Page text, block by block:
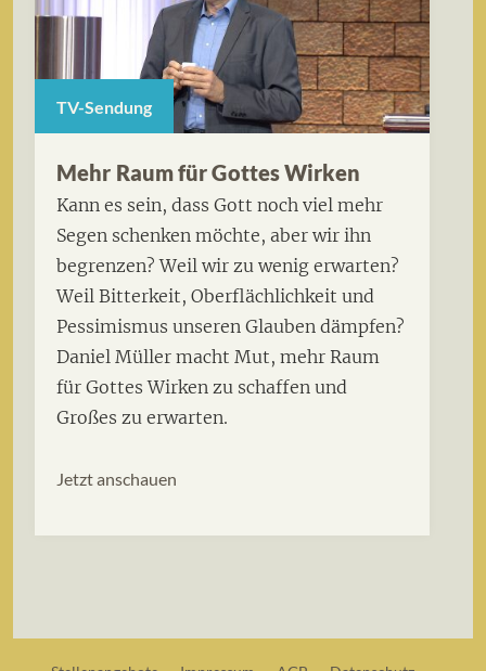
TV-Sendung
Mehr Raum für Gottes Wirken
Kann es sein, dass Gott noch viel mehr
Segen schenken möchte, aber wir ihn
begrenzen? Weil wir zu wenig erwarten?
Weil Bitterkeit, Oberflächlichkeit und
Pessimismus unseren Glauben dämpfen?
Daniel Müller macht Mut, mehr Raum
für Gottes Wirken zu schaffen und
Großes zu erwarten.
Jetzt anschauen